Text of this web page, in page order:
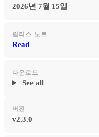
2026년 7월 15일
릴리스 노트
Read
다운로드
See all
버전
v2.3.0